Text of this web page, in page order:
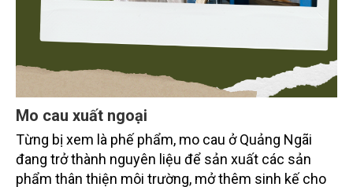
Mo cau xuất ngoại
Từng bị xem là phế phẩm, mo cau ở Quảng Ngãi
đang trở thành nguyên liệu để sản xuất các sản
phẩm thân thiện môi trường, mở thêm sinh kế cho